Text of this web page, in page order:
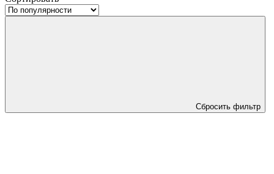
Сбросить фильтр